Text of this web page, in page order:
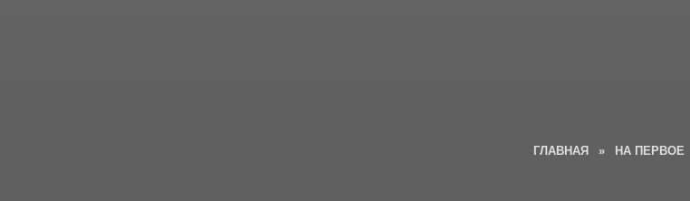
ГЛАВНАЯ » НА ПЕРВОЕ